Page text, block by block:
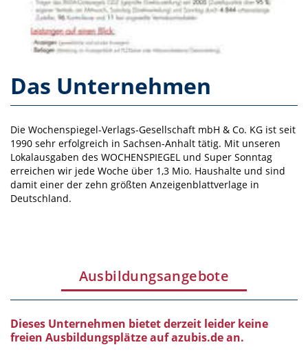
Das Unternehmen
Die Wochenspiegel-Verlags-Gesellschaft mbH & Co. KG ist seit
1990 sehr erfolgreich in Sachsen-Anhalt tätig. Mit unseren
Lokalausgaben des WOCHENSPIEGEL und Super Sonntag
erreichen wir jede Woche über 1,3 Mio. Haushalte und sind
damit einer der zehn größten Anzeigenblattverlage in
Deutschland.
Ausbildungsangebote
Dieses Unternehmen bietet derzeit leider keine
freien Ausbildungsplätze auf azubis.de an.